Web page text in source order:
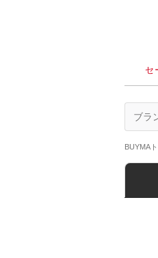
セ
BUYMA